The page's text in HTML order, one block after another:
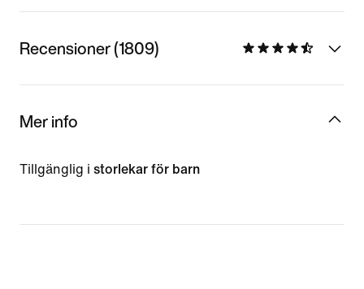
Recensioner (1809)
Mer info
Tillgänglig i storlekar för barn